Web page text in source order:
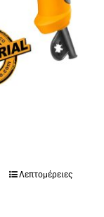
Λεπτομέρειες